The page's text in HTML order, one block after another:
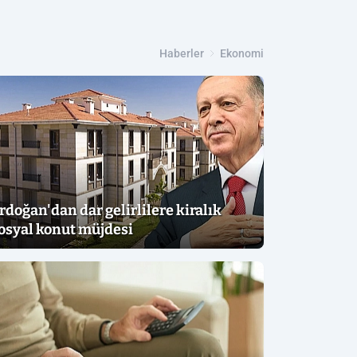
Haberler Ekonomi
dar gelirlilere kiralık
konut müjdesi